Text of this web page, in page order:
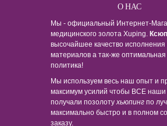
О НАС
Мы - официальный Интернет-
медицинского золота Xuping.
высочайшее качество исполнения
материалов а так-же
политика!
Мы используем весь наш опыт и
максимум усилий чтобы ВСЕ наши
получали позолотухьюпинг по
максимально быстро и в полном
заказу.